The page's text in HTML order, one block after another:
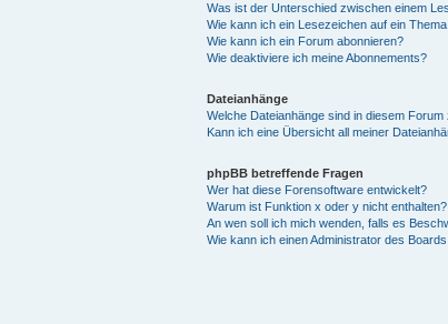
Was ist der Unterschied zwischen einem
Wie kann ich ein Lesezeichen auf ein
Wie kann ich ein Forum abonnieren?
Wie deaktiviere ich meine Abonnements?
Dateianhänge
Welche Dateianhänge sind in diesem Forum
Kann ich eine Übersicht all meiner
phpBB betreffende Fragen
Wer hat diese Forensoftware entwickelt?
Warum ist Funktion x oder y nicht enthalten?
An wen soll ich mich wenden, falls es
Wie kann ich einen Administrator des